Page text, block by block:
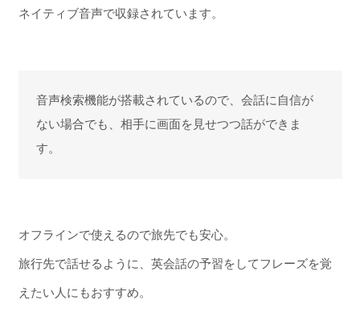
ネイティブ音声で収録されています。
音声検索機能が搭載されているので、会話に自信が
ない場合でも、相手に画面を見せつつ話ができま
す。
オフラインで使えるので旅先でも安心。
旅行先で話せるように、英会話の予習をしてフレーズを覚
えたい人にもおすすめ。